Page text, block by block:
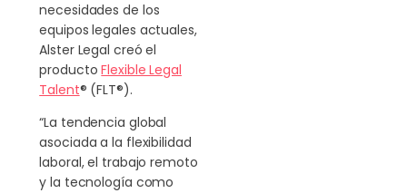
necesidades de los
equipos legales actuales,
Alster Legal creó el
productoFlexible Legal
Talent® (FLT®).
“La tendencia global
asociada a la flexibilidad
laboral, el trabajo remoto
y la tecnología como